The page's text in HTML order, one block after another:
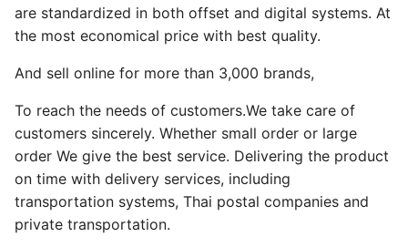
are standardized in both offset and digital systems. At
the most economical price with best quality.
And sell online for more than 3,000 brands,
To reach the needs of customers.We take care of
customers sincerely. Whether small order or large
order We give the best service. Delivering the product
on time with delivery services, including
transportation systems, Thai postal companies and
private transportation.